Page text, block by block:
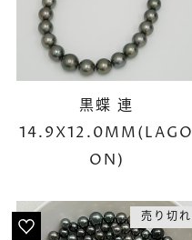
黒蝶 連
14.9X12.0MM(LAGO
ON)
売り切れ